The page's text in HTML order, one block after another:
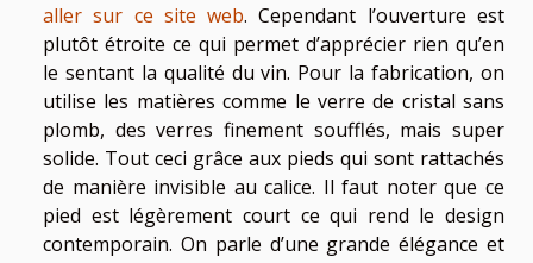
aller sur ce site web. Cependant l’ouverture est
plutôt étroite ce qui permet d’apprécier rien qu’en
le sentant la qualité du vin. Pour la fabrication, on
utilise les matières comme le verre de cristal sans
plomb, des verres finement soufflés, mais super
solide. Tout ceci grâce aux pieds qui sont rattachés
de manière invisible au calice. Il faut noter que ce
pied est légèrement court ce qui rend le design
contemporain. On parle d’une grande élégance et